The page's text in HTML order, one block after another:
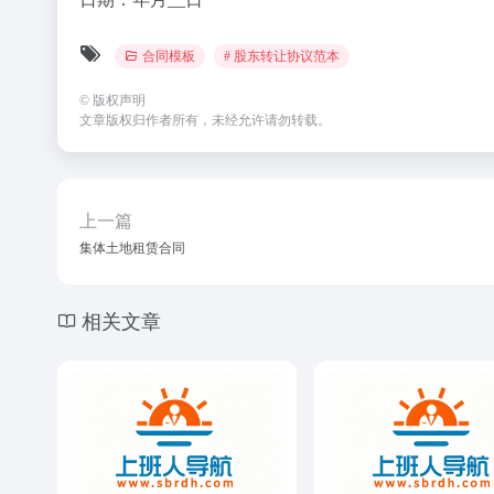
合同模板 # 股东转让协议范本
© 版权声明
文章版权归作者所有，未经允许请勿转载。
上一篇
集体土地租赁合同
相关文章